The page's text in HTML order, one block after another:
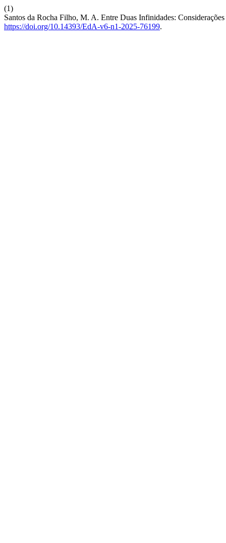
(1)
Santos da Rocha Filho, M. A. Entre Duas Infinidades:
https://doi.org/10.14393/EdA-v6-n1-2025-76199.